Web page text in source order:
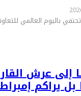
باليوم العالمي
إلى عرش
يراكم